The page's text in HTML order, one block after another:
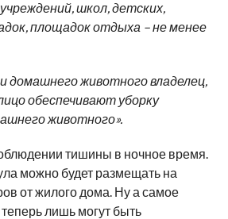
школ, детских,
площадок отдыха – не менее
домашнего животного владелец,
обеспечивают уборку
животного».
тишины в ночное время.
можно будет размещать на
от жилого дома. Ну а самое
лишь могут быть